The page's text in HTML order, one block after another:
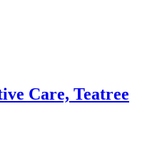
Care, Teatree